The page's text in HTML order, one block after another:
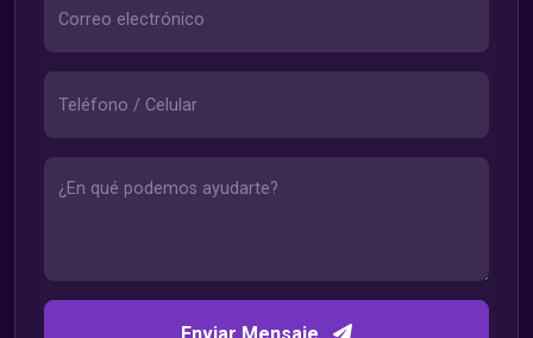
Enviar Mensaje